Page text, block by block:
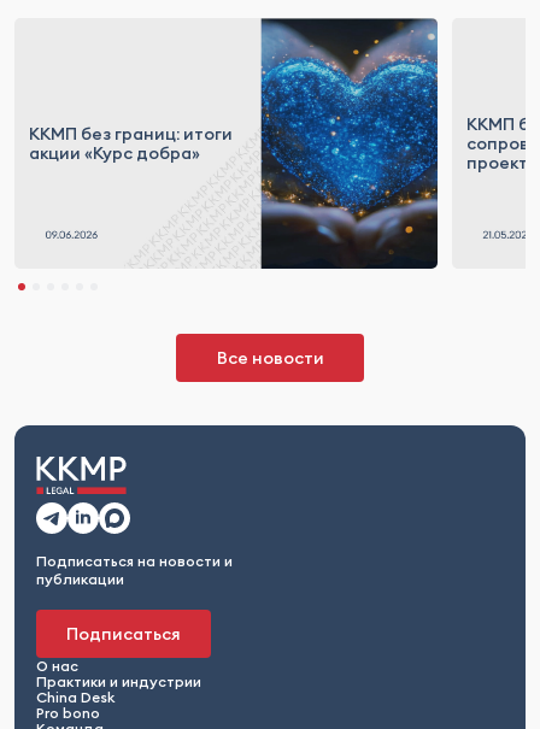
ККМП без границ: итоги
акции «Курс добра»
ККМП
Все новости
Подписаться на новости и
публикации
Подписаться
О нас
Практики и индустрии
China Desk
Pro bono